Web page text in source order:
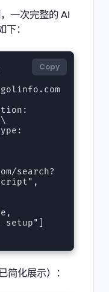
一次完整的 AI
：
Copy
\
search?
简化展示）：